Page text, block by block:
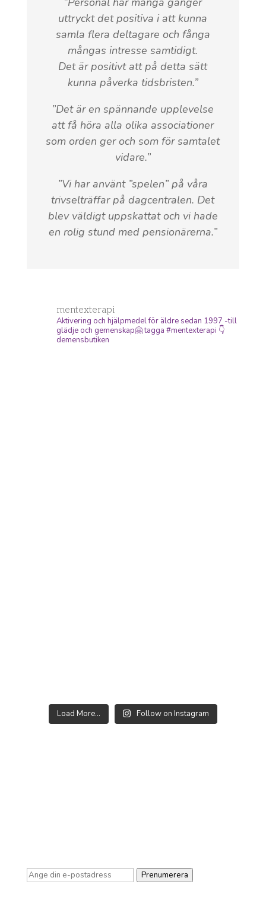
uttryckt det positiva i att kunna
samla flera deltagare och fånga
mångas intresse samtidigt.
Det är positivt att på detta sätt
kunna påverka tidsbristen.”
”Det är en spännande upplevelse
att få höra alla olika associationer
som orden ger och som för samtalet
vidare.”
”Vi har använt ”spelen” på våra
trivselträffar på dagcentralen. Det
blev väldigt uppskattat och vi hade
en rolig stund med pensionärerna.”
mentexterapi
Aktivering och hjälpmedelför äldre sedan 1997 -till
glädje och gemenskap🤗tagga #mentexterapi 👇
demensbutiken
Load More... Follow on Instagram
Prenumerera